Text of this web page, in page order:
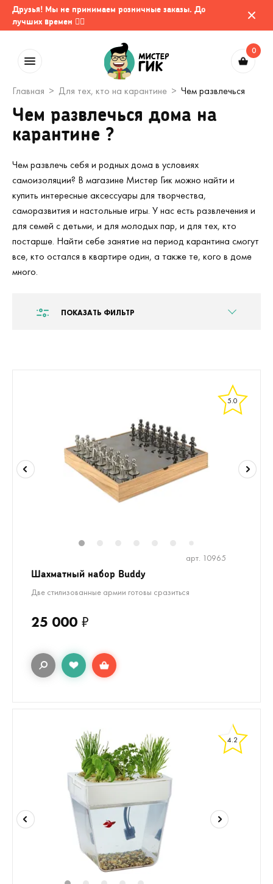
Друзья! Мы не принимаем розничные заказы. До
лучших времен 🤷‍♂️
0
Главная Для тех, кто на карантине Чем развлечься
Чем развлечься дома на
карантине ?
Чем развлечь себя и родных дома в условиях
самоизоляции? В магазине Мистер Гик можно найти и
купить интересные аксессуары для творчества,
саморазвития и настольные игры. У нас есть развлечения и
для семей с детьми, и для молодых пар, и для тех, кто
постарше. Найти себе занятие на период карантина смогут
все, кто остался в квартире один, а также те, кого в доме
много.
ПОКАЗАТЬ ФИЛЬТР
5.0
арт. 10965
Шахматный набор Buddy
Две стилизованные армии готовы сразиться
25 000 ₽
4.2